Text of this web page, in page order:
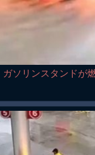
ソリンスタンドが